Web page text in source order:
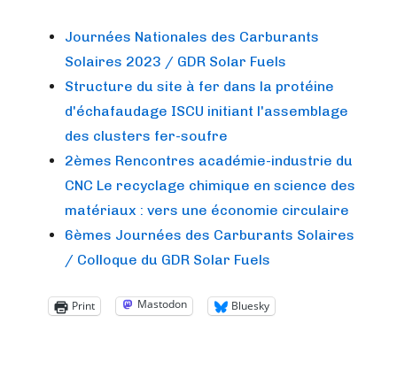
Journées Nationales des Carburants
Solaires 2023 / GDR Solar Fuels
Structure du site à fer dans la protéine
d'échafaudage ISCU initiant l'assemblage
des clusters fer-soufre
2èmes Rencontres académie-industrie du
CNC Le recyclage chimique en science des
matériaux : vers une économie circulaire
6èmes Journées des Carburants Solaires
/ Colloque du GDR Solar Fuels
Print Mastodon Bluesky